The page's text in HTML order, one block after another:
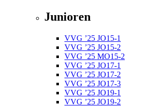
Junioren
VVG ’25 JO15-1
VVG ’25 JO15-2
VVG ’25 MO15-2
VVG ’25 JO17-1
VVG ’25 JO17-2
VVG ’25 JO17-3
VVG ’25 JO19-1
VVG ’25 JO19-2